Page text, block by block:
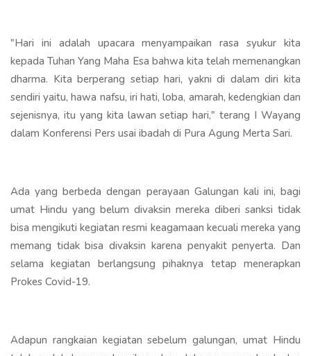
"Hari ini adalah upacara menyampaikan rasa syukur kita
kepada Tuhan Yang Maha Esa bahwa kita telah memenangkan
dharma. Kita berperang setiap hari, yakni di dalam diri kita
sendiri yaitu, hawa nafsu, iri hati, loba, amarah, kedengkian dan
sejenisnya, itu yang kita lawan setiap hari," terang I Wayang
dalam Konferensi Pers usai ibadah di Pura Agung Merta Sari.
Ada yang berbeda dengan perayaan Galungan kali ini, bagi
umat Hindu yang belum divaksin mereka diberi sanksi tidak
bisa mengikuti kegiatan resmi keagamaan kecuali mereka yang
memang tidak bisa divaksin karena penyakit penyerta. Dan
selama kegiatan berlangsung pihaknya tetap menerapkan
Prokes Covid-19.
Adapun rangkaian kegiatan sebelum galungan, umat Hindu